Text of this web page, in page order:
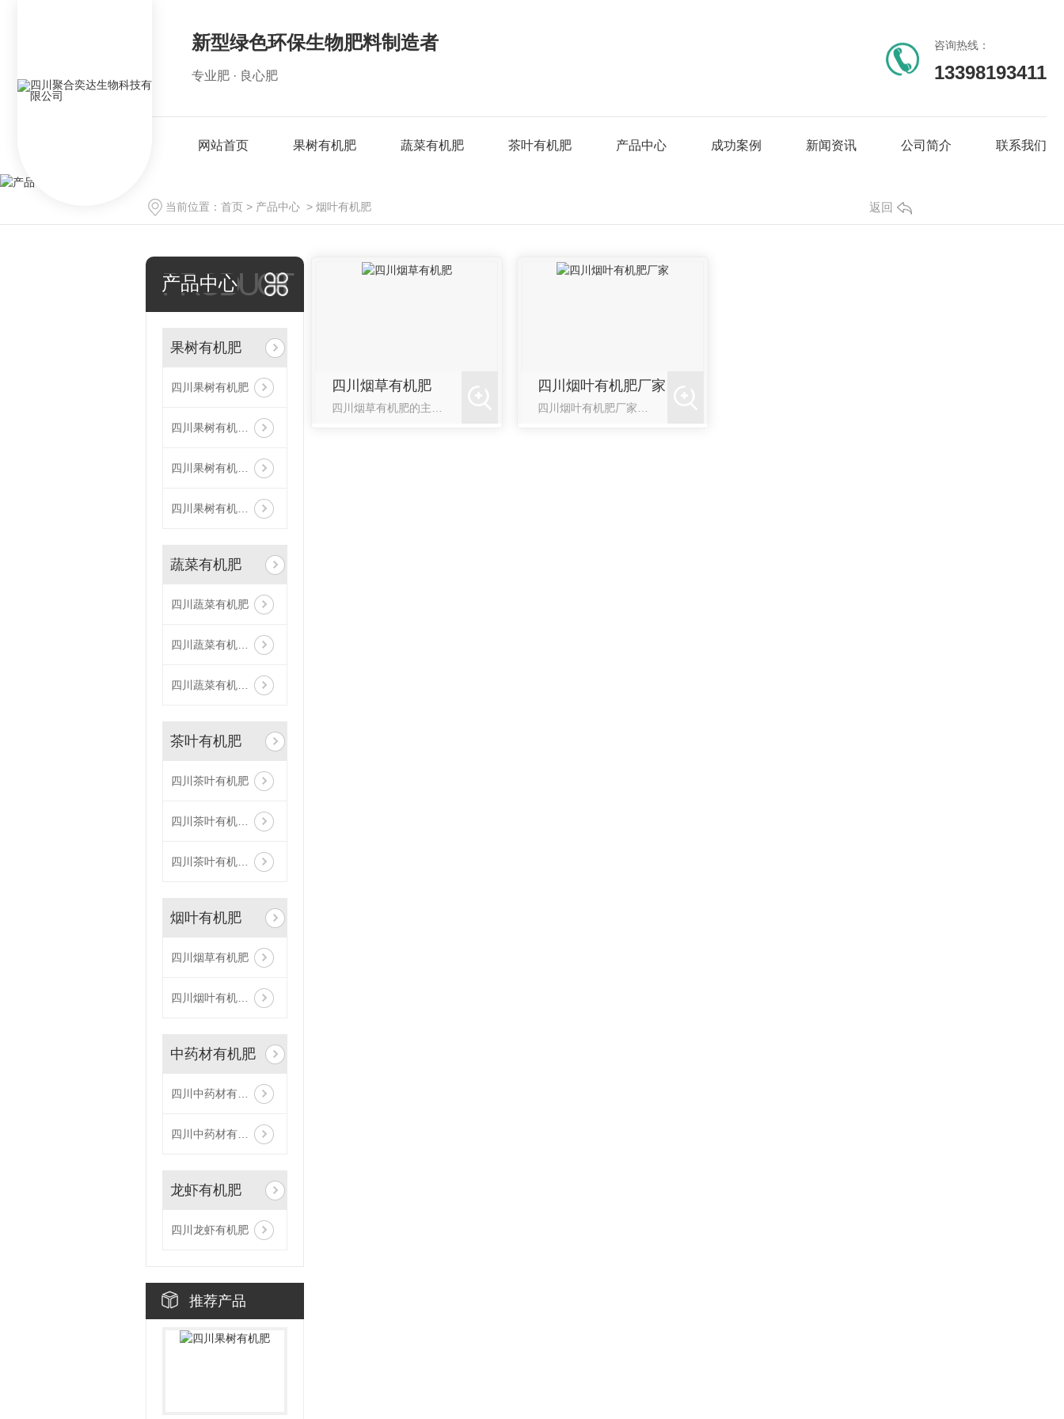
新型绿色环保生物肥料制造者
专业肥 · 良心肥
咨询热线：
13398193411
网站首页 果树有机肥 蔬菜有机肥 茶叶有机肥 产品中心 成功案例 新闻资讯 公司简介 联系我们
当前位置： 首页 > 产品中心 > 烟叶有机肥 返回
PRODUCT
产品中心
果树有机肥
四川果树有机肥
四川果树有机肥销售
四川果树有机肥​厂家
四川果树有机肥批发
蔬菜有机肥
四川蔬菜有机肥
四川蔬菜有机肥厂家
四川蔬菜有机肥销售
茶叶有机肥
四川茶叶有机肥
四川茶叶有机肥厂家
四川茶叶有机肥生产
烟叶有机肥
四川烟草有机肥
四川烟叶有机肥厂家
中药材有机肥
四川中药材有机肥
四川中药材有机肥厂家
龙虾有机肥
四川龙虾有机肥
推荐产品
四川烟草有机肥
四川烟草有机肥的主要特点有这些：1、营养 ：四川烟草有机肥含丰富的有机质及烟草所需的氮、磷、钾、钙、镁、硫、碳、铜、铁、锌、钼、硼等 16种大中微量元素，2、防病抗旱：施用烟草专用有机肥后在植株内形成抗体，有很强的抗病菌，抑杂菌功能，可防止烟草因土壤低温或缺少微量元素所产生的生理病害，可提高烟草抗低温、抗干旱、抗倒伏能
四川烟叶有机肥厂家
四川烟叶有机肥厂家带你了解烟草常用的有机肥料有哪些：烟草常用的有机肥料有：堆肥、厩肥、圈肥、绿肥、人畜尿粪、各类油脂的糟粕、腐殖肥以及土杂肥等。有机肥由于构成肥料的材料不同，即使同名的肥料，其有效养分的含量也千差万别。四川烟叶有机肥中含有比土壤高得的分解、半分解与末分解的有机物质，含有烟草多种需要的大量与微量营养元素，